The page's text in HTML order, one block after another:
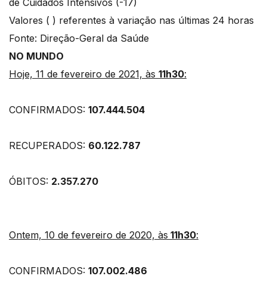
Valores ( ) referentes à variação nas últimas 24 horas
Fonte: Direção-Geral da Saúde
NO MUNDO
Hoje, 11 de fevereiro de 2021, às 11h30:
CONFIRMADOS: 107.444.504
RECUPERADOS: 60.122.787
ÓBITOS: 2.357.270
Ontem, 10 de fevereiro de 2020, às 11h30:
CONFIRMADOS: 107.002.486